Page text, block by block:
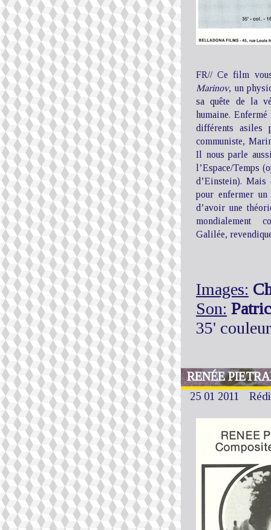
FR// Ce film
Marinov, un
sa quête de la
humaine.
différents asiles
communiste,
Il nous parle
l’Espace/Temps
d’Einstein). Mais
pour enfermer
d’avoir une
mondialement
Galilée,
Images:
Son:
35'
RENÉE
25 01 2011